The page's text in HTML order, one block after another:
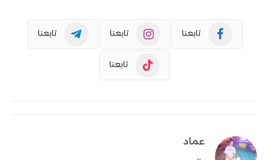
تابعنا تابعنا تابعنا
تابعنا
عماد